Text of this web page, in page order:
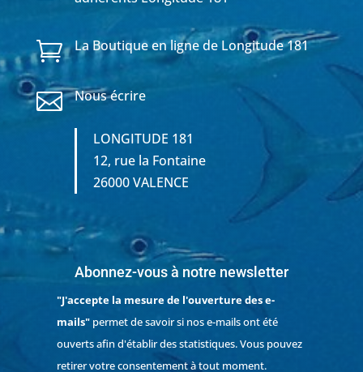
 La Boutique en ligne de Longitude 181
 Nous écrire
LONGITUDE 181
12, rue la Fontaine
26000 VALENCE
Abonnez-vous à notre newsletter
"J'accepte la mesure de l'ouverture des e-
mails"permet de savoir si nos e-mails ont été
ouverts afin d'établir des statistiques. Vous pouvez
retirer votre consentement à tout moment.